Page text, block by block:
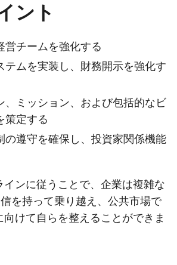
ント
営チームを強化する
テムを実装し、財務開示を強化す
、ミッション、および包括的なビ
策定する
の遵守を確保し、投資家関係機能
インに従うことで、企業は複雑な
を持って乗り越え、公共市場で
けて自らを整えることができま